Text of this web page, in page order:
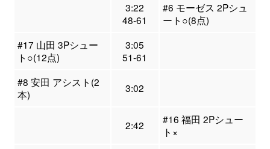
3:22
48-61
#6 モーゼス 2Pシュ
ート○(8点)
#17 山田 3Pシュー
ト○(12点)
3:05
51-61
#8 安田 アシスト(2
本)
3:02
2:42
#16 福田 2Pシュー
ト×